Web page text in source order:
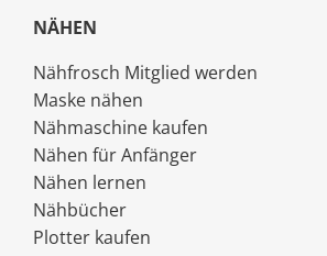
NÄHEN
Nähfrosch Mitglied werden
Maske nähen
Nähmaschine kaufen
Nähen für Anfänger
Nähen lernen
Nähbücher
Plotter kaufen